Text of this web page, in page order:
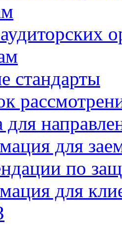
стандарты
для
для
по
для